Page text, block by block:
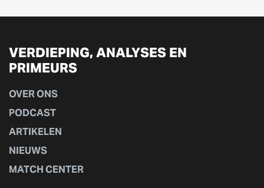
VERDIEPING, ANALYSES EN
PRIMEURS
OVER ONS
PODCAST
ARTIKELEN
NIEUWS
MATCH CENTER